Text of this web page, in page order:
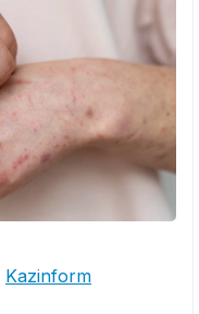
Kazinform